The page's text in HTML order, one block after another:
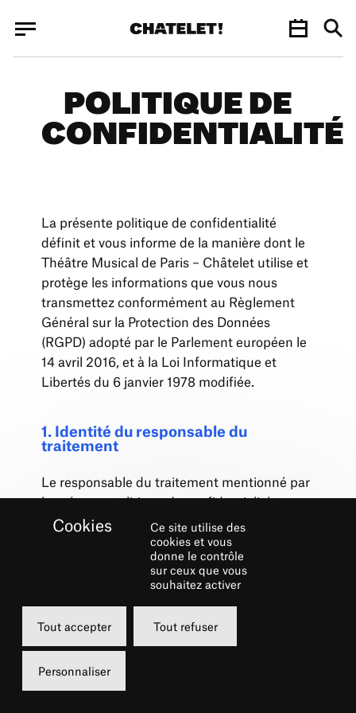
POLITIQUE DE
CONFIDENTIALITÉ
La présente politique de confidentialité
définit et vous informe de la manière dont le
Théâtre Musical de Paris – Châtelet utilise et
protège les informations que vous nous
transmettez conformément au Règlement
Général sur la Protection des Données
(RGPD) adopté par le Parlement européen le
14 avril 2016, et à la Loi Informatique et
Libertés du 6 janvier 1978 modifiée.
1. Identité du responsable du
traitement
Le responsable du traitement mentionné par
la présente politique de confidentialité est
l’association du Théâtre Musical de Paris –
Châtelet, dont le siège social est situé 2 Rue
Edouard Colonne 75001 Paris et qui est
représentée par la Présidente,Natalie
2. Quelles sont les données
recueillies par le Théâtre ?
Ce site utilise des
cookies et vous
donne le contrôle
sur ceux que vous
souhaitez activer
Tout accepter Tout refuser
Personnaliser